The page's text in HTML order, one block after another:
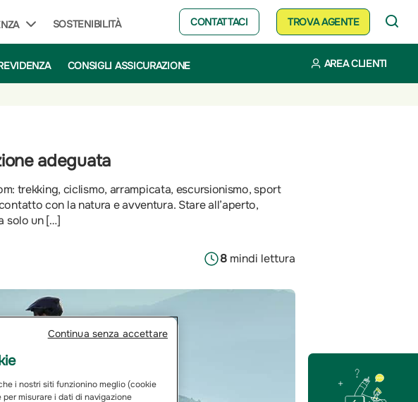
SOSTENIBILITÀ CONTATTACI TROVA AGENTE
CONSIGLI ASSICURAZIONE AREA CLIENTI
adeguata
trekking, ciclismo, arrampicata, escursionismo, sport
con la natura e avventura. Stare all’aperto,
solo un […]
8 mindi lettura
i nostri siti funzionino meglio (cookie
misurare i dati di navigazione
Continua senza accettare